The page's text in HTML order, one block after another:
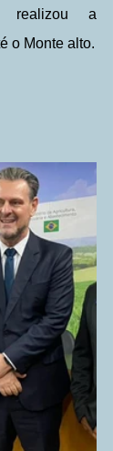
realizou a
o Monte alto.